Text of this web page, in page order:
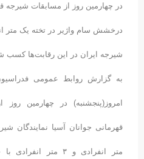
در چهارمین روز از مسابقات شیرجه
درخشش سام واژیر در تخته یک متر
شیرجه ایران در این رقابت‌ها کسب
به گزارش روابط عمومی
امروز(پنجشنبه) در چهارمین
قهرمانی جوانان آسیا نمایندگان
متر انفرادی و ۳ متر